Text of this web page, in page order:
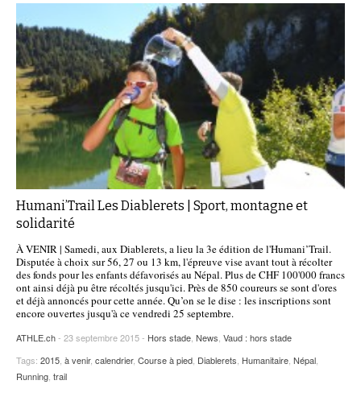
Humani’Trail Les Diablerets | Sport, montagne et
solidarité
À VENIR | Samedi, aux Diablerets, a lieu la 3e édition de l'Humani’Trail.
Disputée à choix sur 56, 27 ou 13 km, l'épreuve vise avant tout à récolter
des fonds pour les enfants défavorisés au Népal. Plus de CHF 100'000 francs
ont ainsi déjà pu être récoltés jusqu'ici. Près de 850 coureurs se sont d'ores
et déjà annoncés pour cette année. Qu’on se le dise : les inscriptions sont
encore ouvertes jusqu'à ce vendredi 25 septembre.
ATHLE.ch- 23 septembre 2015 - Hors stade News Vaud : hors stade
Tags: 2015 à venir, calendrier, Course à pied Diablerets Humanitaire Népal
Running trail